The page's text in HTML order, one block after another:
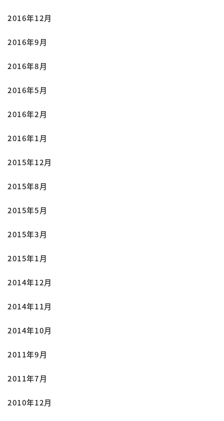
2016年12月
2016年9月
2016年8月
2016年5月
2016年2月
2016年1月
2015年12月
2015年8月
2015年5月
2015年3月
2015年1月
2014年12月
2014年11月
2014年10月
2011年9月
2011年7月
2010年12月